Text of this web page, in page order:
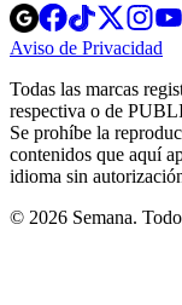
Opens
in
new
Opens
in
new
Opens
in
new
window
new
Aviso de Privacidad
Todas las marcas
respectiva o de
Se prohíbe la
contenidos que aquí
idioma sin
© 2026 Semana.